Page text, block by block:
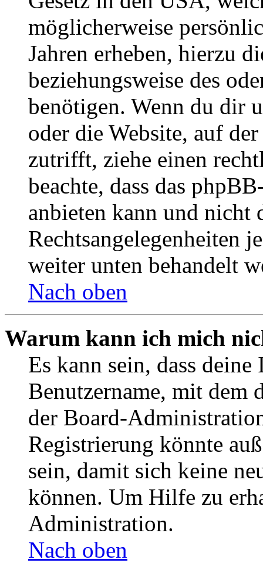
möglicherweise
Jahren erheben, hierzu
beziehungsweise des
benötigen. Wenn du dir
oder die Website, auf
zutrifft, ziehe einen
beachte, dass das
anbieten kann und nicht
Rechtsangelegenheiten
weiter unten behandelt
Nach oben
Warum kann ich mich
Es kann sein, dass
Benutzername, mit dem
der Board-
Registrierung könnte
sein, damit sich keine
können. Um Hilfe zu
Administration.
Nach oben